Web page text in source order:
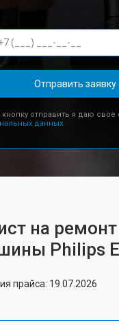
Отправить заявку
отправить я даю свое
данных.
на ремонт
Philips
прайса: 19.07.2026